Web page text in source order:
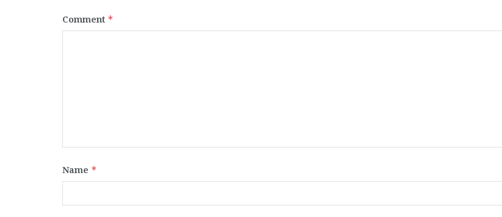
Comment *
Name *